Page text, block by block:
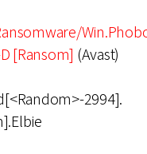
[Ransom] (Avast)
2994].